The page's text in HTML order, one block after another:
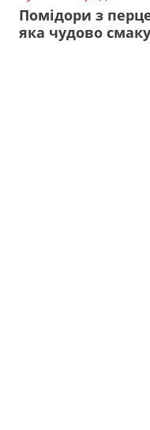
Помідори з
яка чудово